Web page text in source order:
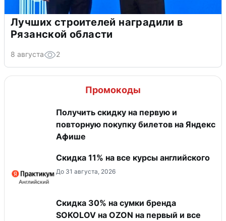
Лучших строителей наградили в
Рязанской области
8 августа 2
Промокоды
Получить скидку на первую и
повторную покупку билетов на Яндекс
Афише
Скидка 11% на все курсы английского
До 31 августа, 2026
Скидка 30% на сумки бренда
SOKOLOV на OZON на первый и все